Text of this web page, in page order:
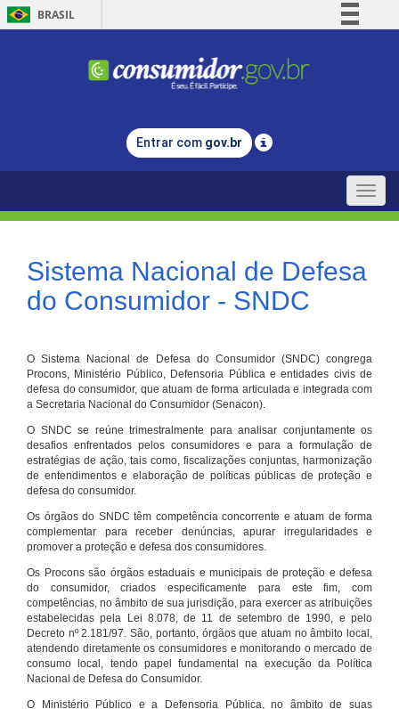
BRASIL
Comunica BR
Legislação
Entrar com gov.br
Toggle
Sistema Nacional de Defesa
do Consumidor - SNDC
O Sistema Nacional de Defesa do Consumidor (SNDC) congrega
Procons, Ministério Público, Defensoria Pública e entidades civis de
defesa do consumidor, que atuam de forma articulada e integrada com
a Secretaria Nacional do Consumidor (Senacon).
O SNDC se reúne trimestralmente para analisar conjuntamente os
desafios enfrentados pelos consumidores e para a formulação de
estratégias de ação, tais como, fiscalizações conjuntas, harmonização
de entendimentos e elaboração de políticas públicas de proteção e
defesa do consumidor.
Os órgãos do SNDC têm competência concorrente e atuam de forma
complementar para receber denúncias, apurar irregularidades e
promover a proteção e defesa dos consumidores.
Os Procons são órgãos estaduais e municipais de proteção e defesa
do consumidor, criados especificamente para este fim, com
competências, no âmbito de sua jurisdição, para exercer as atribuições
estabelecidas pela Lei 8.078, de 11 de setembro de 1990, e pelo
Decreto nº 2.181/97. São, portanto, órgãos que atuam no âmbito local,
atendendo diretamente os consumidores e monitorando o mercado de
consumo local, tendo papel fundamental na execução da Política
Nacional de Defesa do Consumidor.
O Ministério Público e a Defensoria Pública, no âmbito de suas